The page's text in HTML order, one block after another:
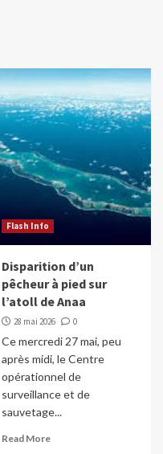
Flash Info
Disparition d’un
pêcheur à pied sur
l’atoll de Anaa
28 mai 2026 0
Ce mercredi 27 mai, peu
après midi, le Centre
opérationnel de
surveillance et de
sauvetage...
Read More